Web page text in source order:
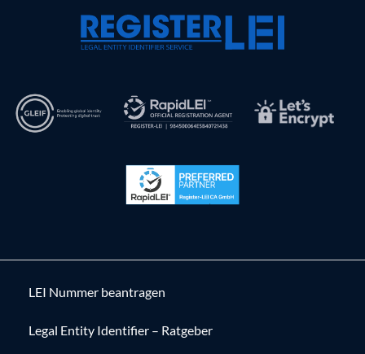
LEI Nummer beantragen
Legal Entity Identifier – Ratgeber